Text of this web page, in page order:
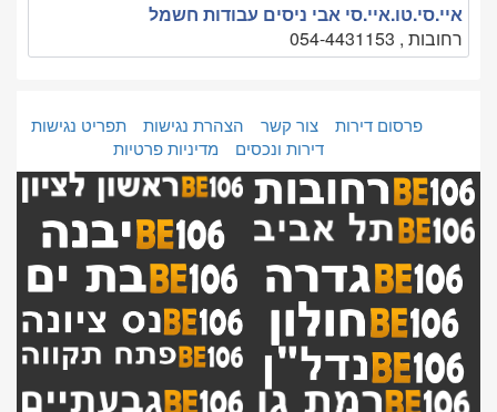
איי.סי.טו.איי.סי אבי ניסים עבודות חשמל
רחובות , 054-4431153
פרסום דירות צור קשר הצהרת נגישות
תפריט נגישות
דירות ונכסים
מדיניות פרטיות